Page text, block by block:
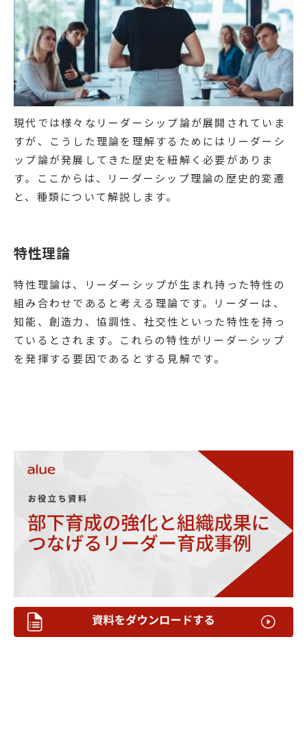
現代では様々なリーダーシップ論が展開されていま
すが、こうした理論を理解するためにはリーダーシ
ップ論が発展してきた歴史を紐解く必要がありま
す。ここからは、リーダーシップ理論の歴史的変遷
と、種類について解説します。
特性理論
特性理論は、リーダーシップが生まれ持った特性の
組み合わせであると考える理論です。リーダーは、
知能、創造力、協調性、社交性といった特性を持っ
ているとされます。これらの特性がリーダーシップ
を発揮する要因であるとする見解です。